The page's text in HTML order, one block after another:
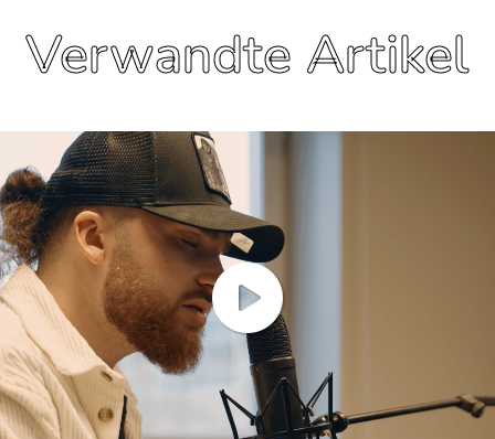
Verwandte Artikel